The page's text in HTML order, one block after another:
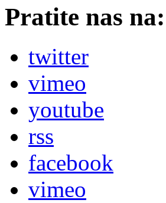
Pratite nas na:
twitter
vimeo
youtube
rss
facebook
vimeo